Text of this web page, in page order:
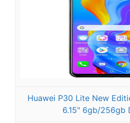
Huawei P30 Lite New
6.15" 6gb/256gb